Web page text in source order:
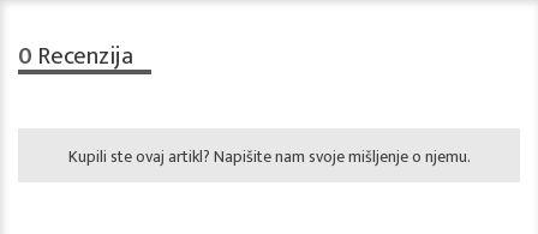
0 Recenzija
Kupili ste ovaj artikl? Napišite nam svoje mišljenje o njemu.